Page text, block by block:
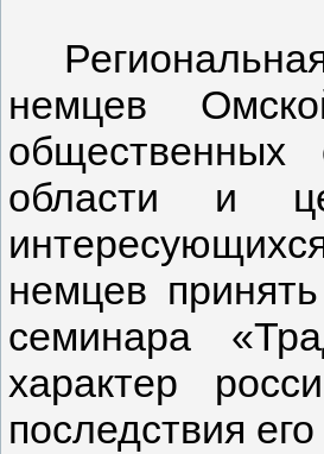
немцев
общественных
области и
немцев
семинара
характер
последствия